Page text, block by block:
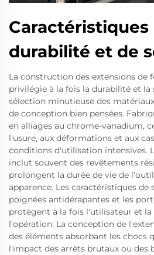
Caractéristiques
durabilité et de
La construction des extensions de
privilégie à la fois la durabilité et la
sélection minutieuse des
de conception bien pensées.
en alliages au chrome-vanadium,
l'usure, aux déformations et aux
conditions d'utilisation intensives.
inclut souvent des revêtements
prolongent la durée de vie de
apparence. Les caractéristiques de
poignées antidérapantes et les
protègent à la fois l'utilisateur et la
l'opération. La conception de
des éléments absorbant les chocs
l'impact des arrêts brutaux ou des